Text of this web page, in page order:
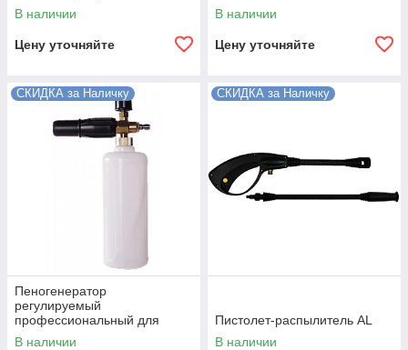
В наличии
Цену уточняйте
В наличии
Цену уточняйте
СКИДКА за Наличку
Пеногенератор
регулируемый
профессиональный для
серии 135, 165, 195
В наличии
СКИДКА за Наличку
Пистолет-распылитель AL
В наличии